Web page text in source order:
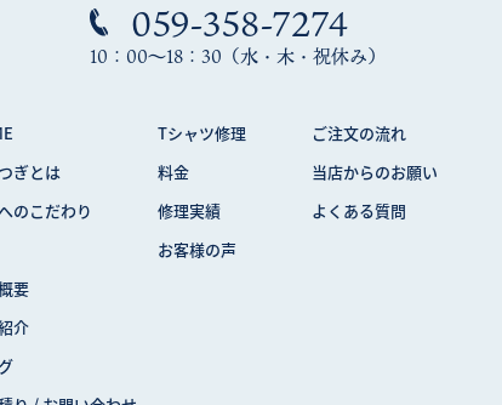
059-358-7274
10：00～18：30（水・木・祝休み）
ぎとは
のこだわり
Tシャツ修理
料金
修理実績
お客様の声
ご注文の流れ
当店からのお願い
よくある質問
要
介